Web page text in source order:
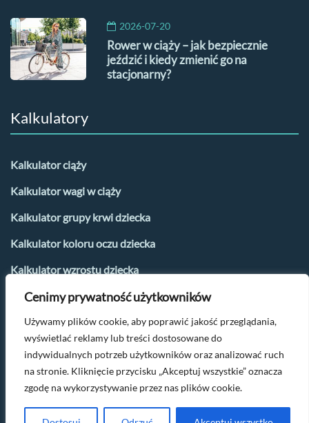
Cenimy prywatność użytkowników
Używamy plików cookie, aby poprawić jakość przeglądania,
wyświetlać reklamy lub treści dostosowane do
indywidualnych potrzeb użytkowników oraz analizować ruch
na stronie. Kliknięcie przycisku „Akceptuj wszystkie” oznacza
zgodę na wykorzystywanie przez nas plików cookie.
2026-07-20
Rower w ciąży – jak bezpiecznie
jeździć i kiedy zmienić go na
stacjonarny?
Kalkulatory
Kalkulator ciąży
Kalkulator wagi w ciąży
Kalkulator grupy krwi dziecka
Kalkulator koloru oczu dziecka
Kalkulator wzrostu dziecka
Kalkulator płci dziecka
Kalkulator urlopu macierzyńskiego
Kalkulator dni płodnych i owulacji
Po więcej parentingowych tipów napisz na
kontakt@oczamimaluszka.pl